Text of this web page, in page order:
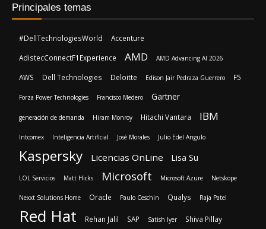
Principales temas
#DellTechnologiesWorld Accenture
AdistecConnectF1Experience AMD AMD Advancing AI 2026
AWS Dell Technologies Deloitte Edison Jair Pedraza Guerrero F5
Forza Power Technologies Francisco Medero Gartner
generación de demanda Hiram Monroy Hitachi Vantara IBM
Intcomex Inteligencia Artificial José Morales Julio Edel Angulo
Kaspersky Licencias OnLine Lisa Su
LOL Servicios Matt Hicks Microsoft Microsoft Azure Netskope
Nexxt Solutions Home Oracle Paulo Ceschin Qualys Raja Patel
Red Hat Rehan Jalil SAP Satish Iyer Shiva Pillay